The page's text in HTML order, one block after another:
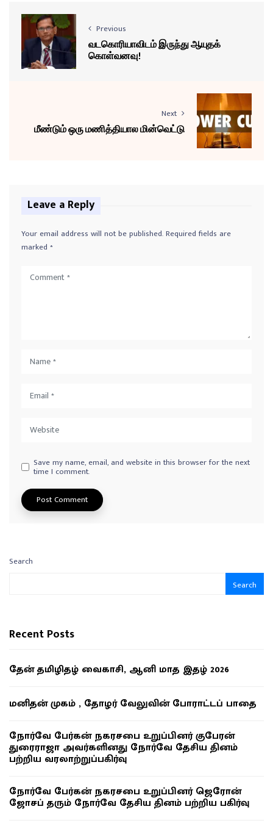
Previous
வடகொரியாவிடம் இருந்து ஆயுதக்
கொள்வனவு!
Next
மீண்டும் ஒரு மணித்தியால மின்வெட்டு
Leave a Reply
Your email address will not be published.Required fields are
marked *
Save my name, email, and website in this browser for the next
time I comment.
Search
Search
Recent Posts
தேன் தமிழிதழ் வைகாசி, ஆனி மாத இதழ் 2026
மனிதன் முகம் , தோழர் வேலுவின் போராட்டப் பாதை
நோர்வே பேர்கன் நகரசபை உறுப்பினர் குபேரன்
துரைராஜா அவர்களினது நோர்வே தேசிய தினம்
பற்றிய வரலாற்றுப்பகிர்வு
நோர்வே பேர்கன் நகரசபை உறுப்பினர் ஜெரோன்
ஜோசப் தரும் நோர்வே தேசிய தினம் பற்றிய பகிர்வு